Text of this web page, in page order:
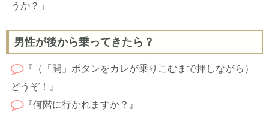
うか？」
男性が後から乗ってきたら？
『（「開」ボタンをカレが乗りこむまで押しながら）
どうぞ！』
『何階に行かれますか？』